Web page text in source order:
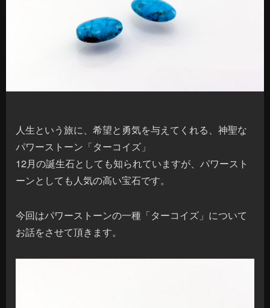
人生という旅に、希望と勇気を与えてくれる、神聖な
パワーストーン「ターコイズ」
12月の誕生石としても知られていますが、パワースト
ーンとしても人気の高い宝石です。
今回はパワーストーンの一種「ターコイズ」について
お話をさせて頂きます。